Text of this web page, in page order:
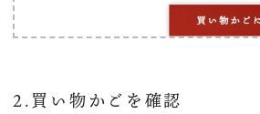
2.買い物かごを確認